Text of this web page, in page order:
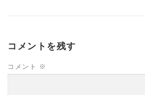
コメントを残す
コメント ※